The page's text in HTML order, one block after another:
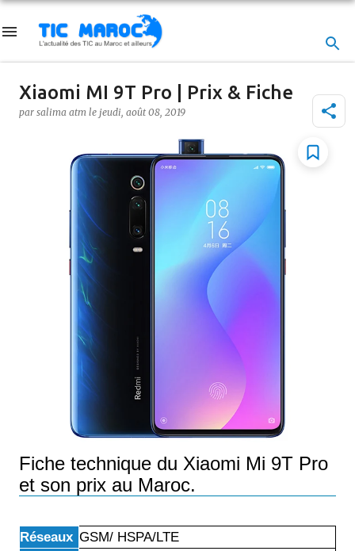
Accéder au contenu principal
Xiaomi MI 9T Pro | Prix & Fiche
par salima atm le jeudi, août 08, 2019
Fiche technique du Xiaomi Mi 9T Pro
et son prix au Maroc.
Réseaux GSM/ HSPA/LTE